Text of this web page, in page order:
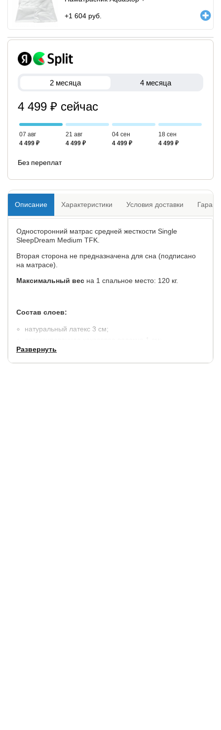
+1 604 руб.
2 месяца 4 месяца
4 499 ₽ сейчас
07 авг
4 499 ₽
21 авг
4 499 ₽
04 сен
4 499 ₽
18 сен
4 499 ₽
Без переплат
Описание Характеристики Условия доставки
Односторонний матрас средней жесткости Single
SleepDream Medium TFK.
Вторая сторона не предназначена для сна (подписано
на матрасе).
Максимальный вес на 1 спальное место: 120 кг.
Состав слоев:
натуральный латекс 3 см;
термовойлок;
независимый пружинный блок "ТФК" (TFK) 256 пр./м2;
Развернуть